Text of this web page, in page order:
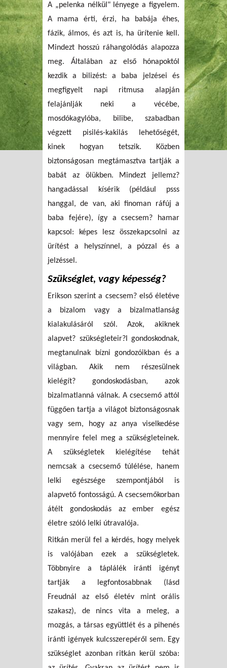
A „pelenka nélkül" lényege a figyelem.
A mama érti, érzi, ha babája éhes,
fázik, álmos, és azt is, ha ürítenie kell.
Mindezt hosszú ráhangolódás alapozza
meg. Általában az első hónapoktól
kezdik a bilizést: a baba jelzései és
megfigyelt napi ritmusa alapján
felajánlják neki a vécébe,
mosdókagylóba, bilibe, szabadban
végzett pisilés-kakilás lehetőségét,
kinek hogyan tetszik. Közben
biztonságosan megtámasztva tartják a
babát az ölükben. Mindezt jellemz?
hangadással kísérik (például psss
hanggal, de van, aki finoman ráfúj a
baba fejére), így a csecsem? hamar
kapcsol: képes lesz összekapcsolni az
ürítést a helyszínnel, a pózzal és a
jelzéssel.
Szükséglet, vagy képesség?
Erikson szerint a csecsem? első életéve
a bizalom vagy a bizalmatlanság
kialakulásáról szól. Azok, akiknek
alapvet? szükségleteir?l gondoskodnak,
megtanulnak bízni gondozóikban és a
világban. Akik nem részesülnek
kielégít? gondoskodásban, azok
bizalmatlanná válnak. A csecsemő attól
függően tartja a világot biztonságosnak
vagy sem, hogy az anya viselkedése
mennyire felel meg a szükségleteinek.
A szükségletek kielégítése tehát
nemcsak a csecsemő túlélése, hanem
lelki egészsége szempontjából is
alapvető fontosságú. A csecsemőkorban
átélt gondoskodás az ember egész
életre szóló lelki útravalója.
Ritkán merül fel a kérdés, hogy melyek
is valójában ezek a szükségletek.
Többnyire a táplálék iránti igényt
tartják a legfontosabbnak (lásd
Freudnál az első életév mint orális
szakasz), de nincs vita a meleg, a
mozgás, a társas együttlét és a pihenés
iránti igények kulcsszerepéről sem. Egy
szükséglet azonban ritkán kerül szóba: